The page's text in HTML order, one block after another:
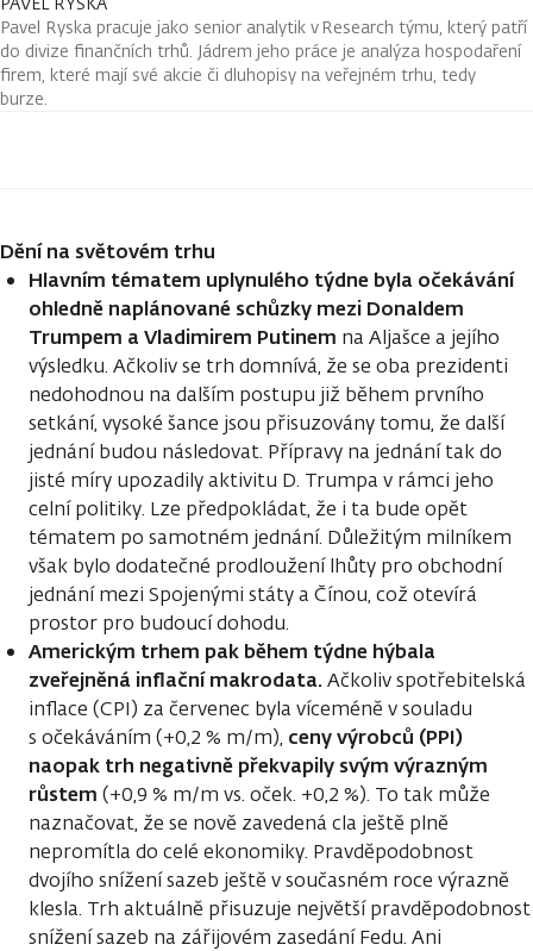
Pavel Ryska pracuje jako senior analytik v Research týmu, který patří
do divize finančních trhů. Jádrem jeho práce je analýza hospodaření
firem, které mají své akcie či dluhopisy na veřejném trhu, tedy
burze.
Dění na světovém trhu
Hlavním tématem uplynulého týdne byla očekávání
ohledně naplánované schůzky mezi Donaldem
Trumpem a Vladimirem Putinem na Aljašce a jejího
výsledku. Ačkoliv se trh domnívá, že se oba prezidenti
nedohodnou na dalším postupu již během prvního
setkání, vysoké šance jsou přisuzovány tomu, že další
jednání budou následovat. Přípravy na jednání tak do
jisté míry upozadily aktivitu D. Trumpa v rámci jeho
celní politiky. Lze předpokládat, že i ta bude opět
tématem po samotném jednání. Důležitým milníkem
však bylo dodatečné prodloužení lhůty pro obchodní
jednání mezi Spojenými státy a Čínou, což otevírá
prostor pro budoucí dohodu.
Americkým trhem pak během týdne hýbala
zveřejněná inflační makrodata.Ačkoliv spotřebitelská
inflace (CPI) za červenec byla víceméně v souladu
s očekáváním (+0,2 % m/m), ceny výrobců (PPI)
naopak trh negativně překvapily svým výrazným
růstem (+0,9 % m/m vs. oček. +0,2 %). To tak může
naznačovat, že se nově zavedená cla ještě plně
nepromítla do celé ekonomiky. Pravděpodobnost
dvojího snížení sazeb ještě v současném roce výrazně
klesla. Trh aktuálně přisuzuje největší pravděpodobnost
snížení sazeb na zářijovém zasedání Fedu. Ani